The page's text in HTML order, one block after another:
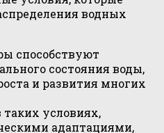
водных
способствуют
состояния воды,
и развития многих
условиях,
адаптациями,